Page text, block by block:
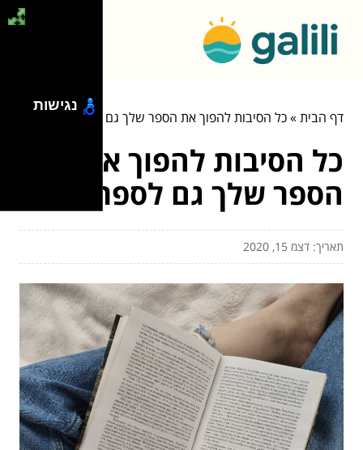
דף הבית»כל הסיבות להפוך את הספר שלך גם לספר שמע
כל הסיבות להפוך את
הספר שלך גם לספר שמע
תאריך: דצמ 15, 2020
נגישות